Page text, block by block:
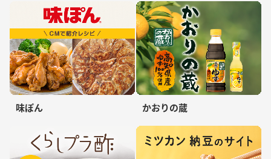
味ぽん かおりの蔵